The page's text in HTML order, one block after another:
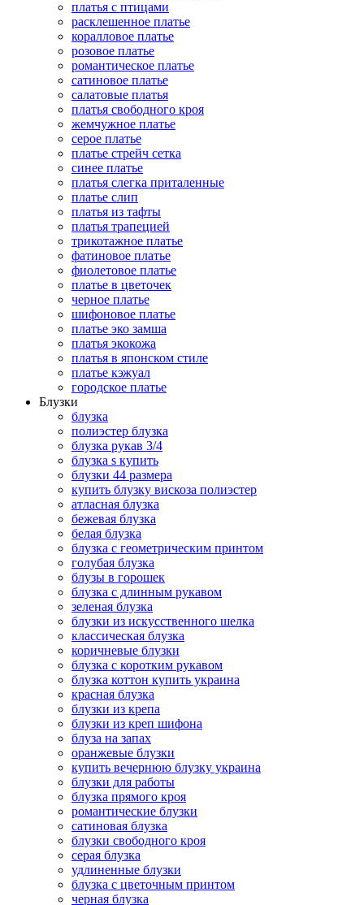
платья с птицами
расклешенное платье
коралловое платье
розовое платье
романтическое платье
сатиновое платье
салатовые платья
платья свободного кроя
жемчужное платье
серое платье
платье стрейч сетка
синее платье
платья слегка приталенные
платье слип
платья из тафты
платья трапецией
трикотажное платье
фатиновое платье
фиолетовое платье
платье в цветочек
черное платье
шифоновое платье
платье эко замша
платья экокожа
платья в японском стиле
платье кэжуал
городское платье
Блузки
блузка
полиэстер блузка
блузка рукав 3/4
блузка s купить
блузки 44 размера
купить блузку вискоза полиэстер
атласная блузка
бежевая блузка
белая блузка
блузка с геометрическим принтом
голубая блузка
блузы в горошек
блузка с длинным рукавом
зеленая блузка
блузки из искусственного шелка
классическая блузка
коричневые блузки
блузка с коротким рукавом
блузка коттон купить украина
красная блузка
блузки из крепа
блузки из креп шифона
блуза на запах
оранжевые блузки
купить вечернюю блузку украина
блузки для работы
блузка прямого кроя
романтические блузки
сатиновая блузка
блузки свободного кроя
серая блузка
удлиненные блузки
блузка с цветочным принтом
черная блузка